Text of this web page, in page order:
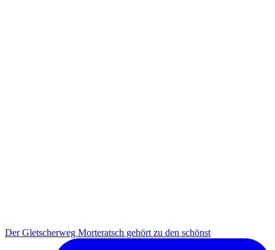
Der Gletscherweg Morteratsch gehört zu den schönst